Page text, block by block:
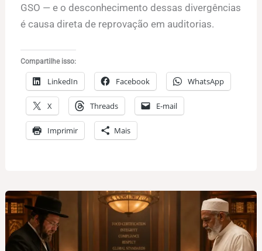
GSO — e o desconhecimento dessas divergências
é causa direta de reprovação em auditorias.
Compartilhe isso:
LinkedIn Facebook WhatsApp
X Threads E-mail
Imprimir Mais